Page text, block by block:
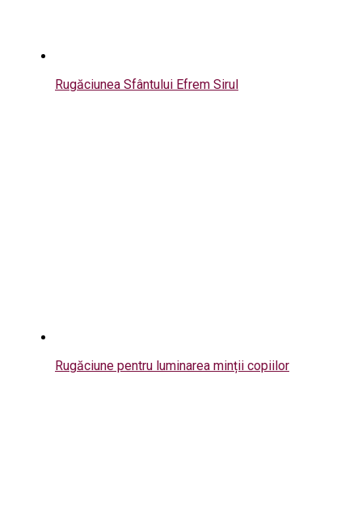
Rugăciunea Sfântului Efrem Sirul
Rugăciune pentru luminarea minții copiilor